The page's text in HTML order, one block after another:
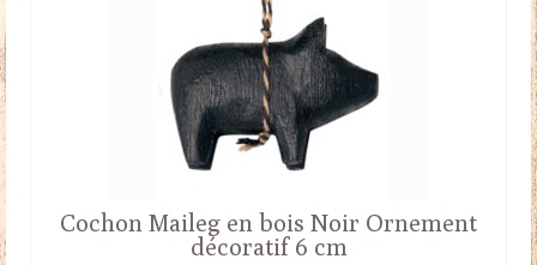
Cochon Maileg en bois Noir Ornement
décoratif 6 cm